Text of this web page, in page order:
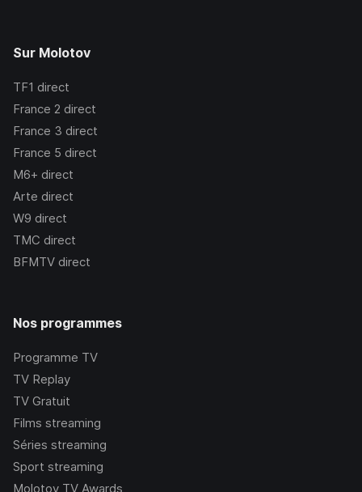
Sur Molotov
TF1 direct
France 2 direct
France 3 direct
France 5 direct
M6+ direct
Arte direct
W9 direct
TMC direct
BFMTV direct
Nos programmes
Programme TV
TV Replay
TV Gratuit
Films streaming
Séries streaming
Sport streaming
Molotov TV Awards